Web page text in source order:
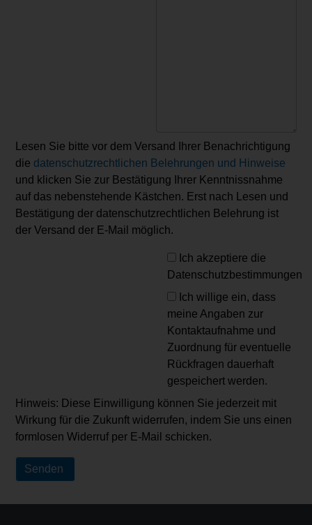
Lesen Sie bitte vor dem Versand Ihrer Benachrichtigung
die datenschutzrechtlichen Belehrungen und Hinweise
und klicken Sie zur Bestätigung Ihrer Kenntnissnahme
auf das nebenstehende Kästchen. Erst nach Lesen und
Bestätigung der datenschutzrechtlichen Belehrung ist
der Versand der E-Mail möglich.
Ich akzeptiere die
Datenschutzbestimmungen
Ich willige ein, dass
meine Angaben zur
Kontaktaufnahme und
Zuordnung für eventuelle
Rückfragen dauerhaft
gespeichert werden.
Hinweis: Diese Einwilligung können Sie jederzeit mit
Wirkung für die Zukunft widerrufen, indem Sie uns einen
formlosen Widerruf per E-Mail schicken.